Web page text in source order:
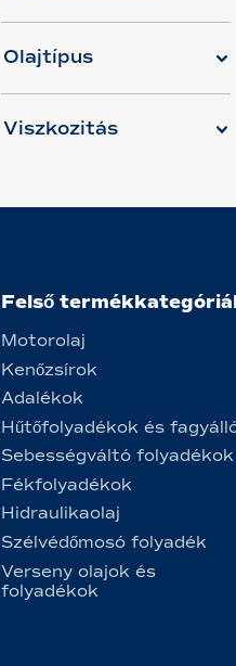
Olajtípus
Viszkozitás
Felső
Motorolaj
Kenőzsírok
Adalékok
Hűtőfolyadékok és
Sebességváltó folyadékok
Fékfolyadékok
Hidraulikaolaj
Szélvédőmosó folyadék
Verseny olajok és
folyadékok